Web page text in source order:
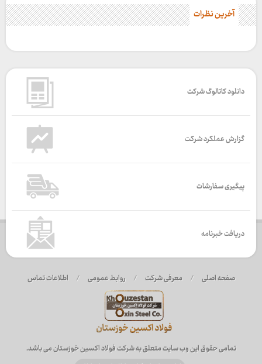
آخرین نظرات
دانلود کاتالوگ شرکت
گزارش عملکرد شرکت
پیگیری سفارشات
دریافت خبرنامه
صفحه اصلی / معرفی شرکت / روابط عمومی / اطلاعات تماس
تمامی حقوق این وب سایت متعلق به شرکت فولاد اکسین خوزستان می باشد.